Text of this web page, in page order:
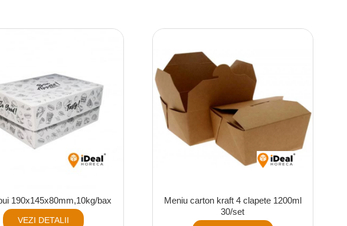
190x145x80mm,10kg/bax
VEZI DETALII
Meniu carton kraft 4 clapete 1200ml
30/set